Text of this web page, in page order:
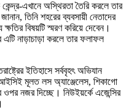
এখানে অস্থিরতা তৈরি করলে তার
তিনি শহরের ব্যবসায়ী নেতাদের
বিষয়টি স্মরণ করিয়ে দেবেন।
নাড়াচাড়া করলে তার ফলাফল
ইতিহাসে সর্ববৃহৎ অভিযান
মূলত লস অ্যাঞ্জেলেস, শিকাগো
নজর দিচ্ছে। নিউইয়র্কে এজেন্সির